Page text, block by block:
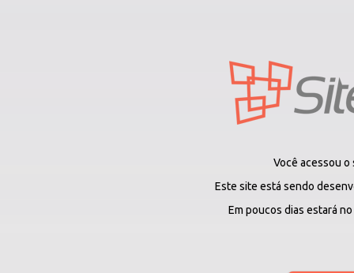
Você acessou
Este site está sendo
Em poucos dias estará